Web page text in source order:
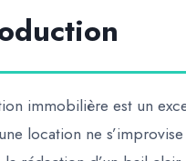
immobilière est un
location ne